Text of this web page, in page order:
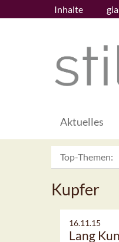
Inhalte gia
Aktuelles
Top-Themen:
Kupfer
16.11.15
Lang